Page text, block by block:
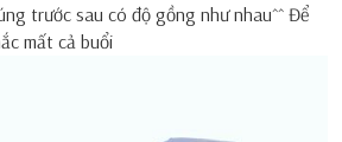
trước sau có độ gồng như nhau^^ Để
mất cả buổi